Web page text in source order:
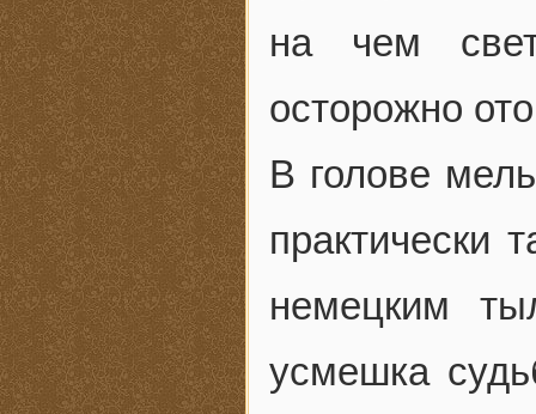
на чем
осторожно
В голове
практически
немецким
усмешка